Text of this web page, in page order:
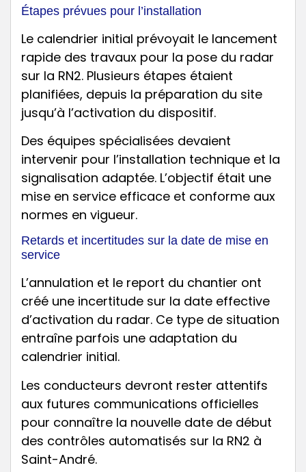
Étapes prévues pour l’installation
Le calendrier initial prévoyait le lancement
rapide des travaux pour la pose du radar
sur la RN2. Plusieurs étapes étaient
planifiées, depuis la préparation du site
jusqu’à l’activation du dispositif.
Des équipes spécialisées devaient
intervenir pour l’installation technique et la
signalisation adaptée. L’objectif était une
mise en service efficace et conforme aux
normes en vigueur.
Retards et incertitudes sur la date de mise en
service
L’annulation et le report du chantier ont
créé une incertitude sur la date effective
d’activation du radar. Ce type de situation
entraîne parfois une adaptation du
calendrier initial.
Les conducteurs devront rester attentifs
aux futures communications officielles
pour connaître la nouvelle date de début
des contrôles automatisés sur la RN2 à
Saint-André.